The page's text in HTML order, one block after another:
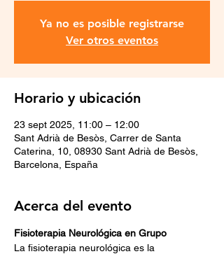
Ya no es posible registrarse
Ver otros eventos
Horario y ubicación
23 sept 2025, 11:00 – 12:00
Sant Adrià de Besòs, Carrer de Santa
Caterina, 10, 08930 Sant Adrià de Besòs,
Barcelona, España
Acerca del evento
Fisioterapia Neurológica en Grupo
La fisioterapia neurológica es la